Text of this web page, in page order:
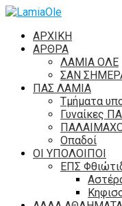
ΑΡΧΙΚΗ
ΑΡΘΡΑ
ΛΑΜΙΑ ΟΛΕ
ΣΑΝ
ΠΑΣ ΛΑΜΙΑ
Τμήματα
Γυναίκες
Οπαδοί
ΟΙ ΥΠΟΛΟΙΠΟΙ
ΕΠΣ